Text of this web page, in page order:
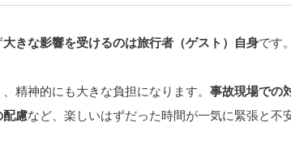
大きな影響を受けるのは旅行者（ゲスト）自身です。
精神的にも大きな負担になります。 事故現場での
配慮など、楽しいはずだった時間が一気に緊張と不